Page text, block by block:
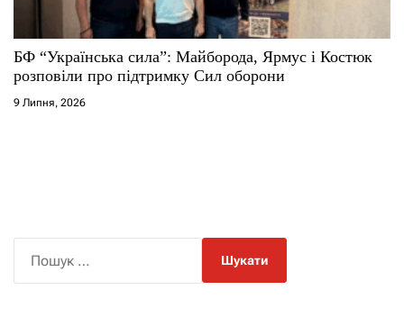
БФ “Українська сила”: Майборода, Ярмус і Костюк
розповіли про підтримку Сил оборони
9 Липня, 2026